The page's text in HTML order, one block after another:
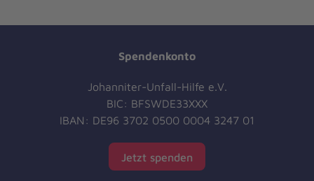
Spendenkonto
Johanniter-Unfall-Hilfe e.V.
BIC: BFSWDE33XXX
IBAN: DE96 3702 0500 0004 3247 01
Jetzt spenden